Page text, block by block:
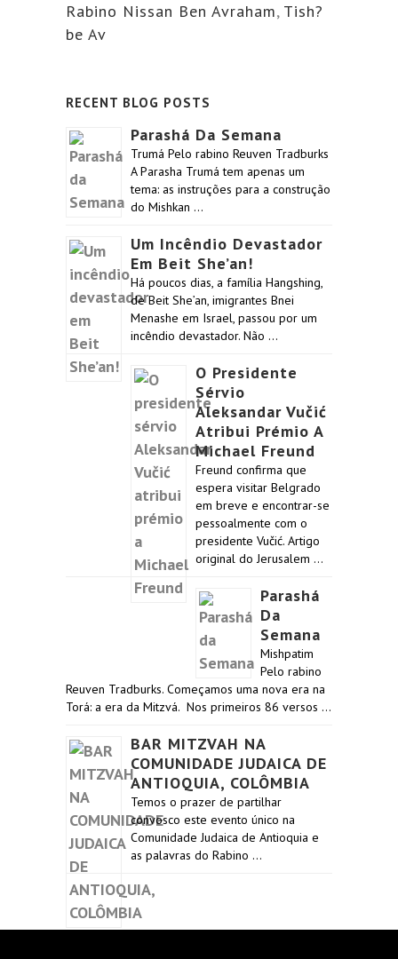
Rabino Nissan Ben Avraham, Tish?
be Av
RECENT BLOG POSTS
Parashá Da Semana
Trumá Pelo rabino Reuven Tradburks
A Parasha Trumá tem apenas um
tema: as instruções para a construção
do Mishkan …
Um Incêndio Devastador
Em Beit She’an!
Há poucos dias, a família Hangshing,
de Beit She’an, imigrantes Bnei
Menashe em Israel, passou por um
incêndio devastador. Não …
O Presidente
Sérvio
Aleksandar Vučić
Atribui Prémio A
Michael Freund
Freund confirma que
espera visitar Belgrado
em breve e encontrar-se
pessoalmente com o
presidente Vučić. Artigo
original do Jerusalem …
Parashá
Da
Semana
Mishpatim
Pelo rabino
Reuven Tradburks. Começamos uma nova era na
Torá: a era da Mitzvá. Nos primeiros 86 versos …
BAR MITZVAH NA
COMUNIDADE JUDAICA DE
ANTIOQUIA, COLÔMBIA
Temos o prazer de partilhar
convosco este evento único na
Comunidade Judaica de Antioquia e
as palavras do Rabino …